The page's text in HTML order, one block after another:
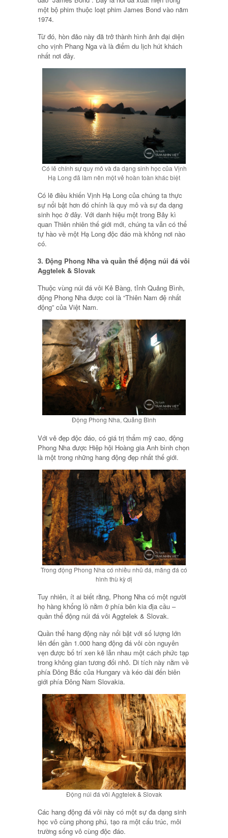
một bộ phim thuộc loạt phim James Bond vào năm
1974.
Từ đó, hòn đảo này đã trở thành hình ảnh đại diện
cho vịnh Phang Nga và là điểm du lịch hút khách
nhất nơi đây.
Có lẽ chính sự quy mô và đa dạng sinh học của Vịnh
Hạ Long đã làm nên một vẻ hoàn toàn khác biệt
Có lẽ điều khiến Vịnh Hạ Long của chúng ta thực
sự nổi bật hơn đó chính là quy mô và sự đa dạng
sinh học ở đây. Với danh hiệu một trong Bảy kì
quan Thiên nhiên thế giới mới, chúng ta vẫn có thể
tự hào về một Hạ Long độc đáo mà không nơi nào
có.
3. Động Phong Nha và quần thể động núi đá vôi
Aggtelek & Slovak
Thuộc vùng núi đá vôi Kẻ Bàng, tỉnh Quảng Bình,
động Phong Nha được coi là “Thiên Nam đệ nhất
động” của Việt Nam.
Động Phong Nha, Quảng Bình
Với vẻ đẹp độc đáo, có giá trị thẩm mỹ cao, động
Phong Nha được Hiệp hội Hoàng gia Anh bình chọn
là một trong những hang động đẹp nhất thế giới.
Trong động Phong Nha có nhiều nhũ đá, măng đá có
hình thù kỳ dị
Tuy nhiên, ít ai biết rằng, Phong Nha có một người
họ hàng khổng lồ nằm ở phía bên kia địa cầu –
quần thể động núi đá vôi Aggtelek & Slovak.
Quần thể hang động này nổi bật với số lượng lớn
lên đến gần 1.000 hang động đá vôi còn nguyên
vẹn được bố trí xen kẽ lẫn nhau một cách phức tạp
trong không gian tương đối nhỏ. Di tích này nằm về
phía Đông Bắc của Hungary và kéo dài đến biên
giới phía Đông Nam Slovakia.
Động núi đá vôi Aggtelek & Slovak
Các hang động đá vôi này có một sự đa dạng sinh
học vô cùng phong phú, tạo ra một cấu trúc, môi
trường sống vô cùng độc đáo.